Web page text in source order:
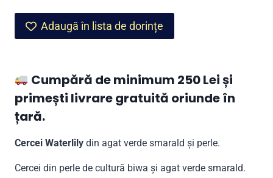
perle
Adaugă în lista de dorințe
Cumpără de minimum 250 Lei și
primești livrare gratuită oriunde în
țară.
Cercei Waterlily din agat verde smarald și perle.
Cercei din perle de cultură biwa și agat verde smarald.